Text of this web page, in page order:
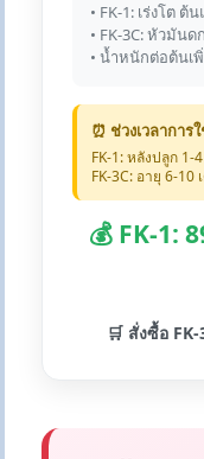
• FK-1: เร่งโต
• FK-3C: หัวมัน
• น้ำหนักต่อต้นเ
⏰ ช่วงเวลาการ
FK-1: หลังปลูก 1-
FK-3C: อายุ 6-
💰 FK-1:
🛒 สั่งซื้อ FK-